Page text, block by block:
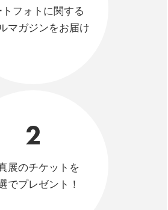
トフォトに関する
マガジンをお届け
2
展のチケットを
でプレゼント！